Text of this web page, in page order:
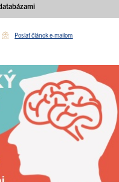
Poslať článok e-mailom